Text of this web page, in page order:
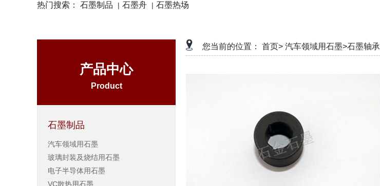
热门搜索： 石墨制品 | 石墨舟 | 石墨热场
产品中心
Product
石墨制品
汽车领域用石墨
玻璃封装及烧结用石墨
电子半导体用石墨
VC散热用石墨
您当前的位置： 首页> 汽车领域用石墨>石墨轴承